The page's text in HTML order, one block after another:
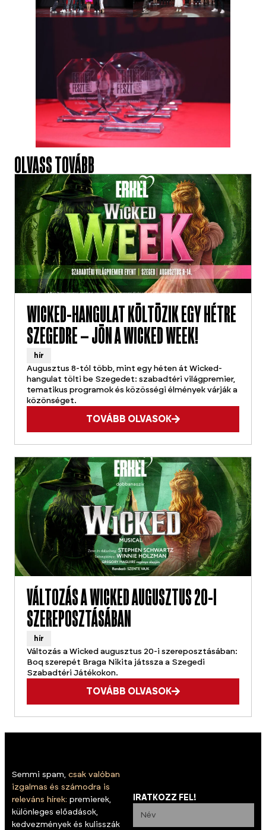
OLVASS TOVÁBB
WICKED-HANGULAT KÖLTÖZIK EGY HÉTRE
SZEGEDRE – JÖN A WICKED WEEK!
hír
Augusztus 8-tól több, mint egy héten át Wicked-
hangulat tölti be Szegedet: szabadtéri világpremier,
tematikus programok és közösségi élmények várják a
közönséget.
TOVÁBB OLVASOK
VÁLTOZÁS A WICKED AUGUSZTUS 20-I
SZEREPOSZTÁSÁBAN
hír
Változás a Wicked augusztus 20-i szereposztásában:
Boq szerepét Braga Nikita játssza a Szegedi
Szabadtéri Játékokon.
TOVÁBB OLVASOK
Semmi spam, csak valóban
izgalmas és számodra is
releváns hírek: premierek,
különleges előadások,
kedvezmények és kulisszák
IRATKOZZ FEL!